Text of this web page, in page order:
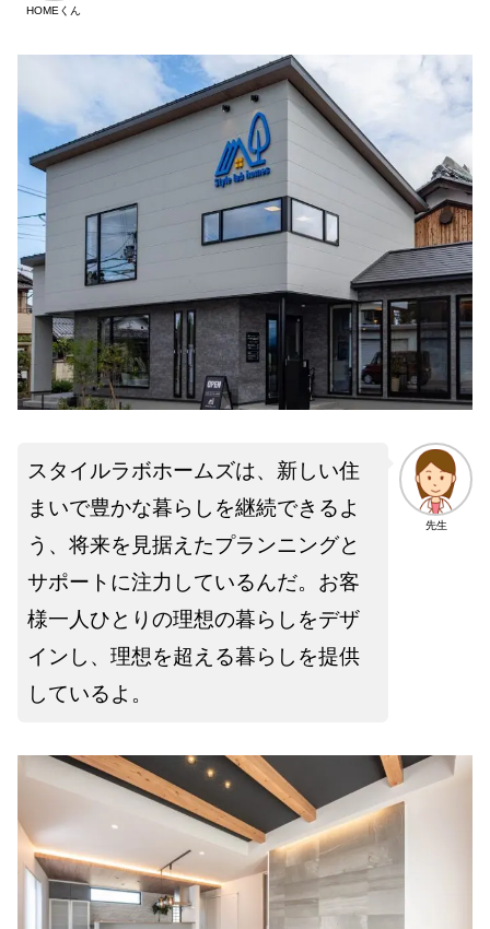
HOMEくん
先生
スタイルラボホームズは、新しい住
まいで豊かな暮らしを継続できるよ
う、将来を見据えたプランニングと
サポートに注力しているんだ。お客
様一人ひとりの理想の暮らしをデザ
インし、理想を超える暮らしを提供
しているよ。